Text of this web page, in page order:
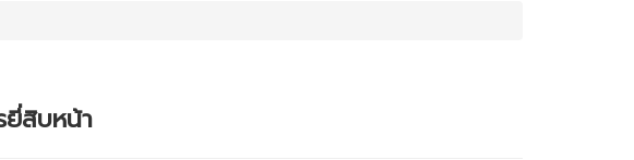
ยี่สิบหน้า